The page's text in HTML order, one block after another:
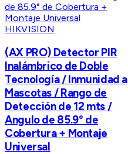
HIKVISION
(AX PRO) Detector PIR
Inalámbrico de Doble
Tecnología / Inmunidad a
Mascotas / Rango de
Detección de 12 mts /
Angulo de 85.9° de
Cobertura + Montaje
Universal